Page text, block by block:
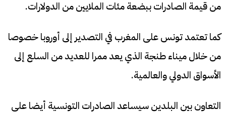
من قيمة الصادرات ببضعة مئات الملايين من الدولارات.
كما تعتمد تونس على المغرب في التصدير إلى أوروبا خصوصا
من خلال ميناء طنجة الذي يعد ممرا للعديد من السلع إلى
الأسواق الدولي والعالمية.
التعاون بين البلدين سيساعد الصادرات التونسية أيضا على